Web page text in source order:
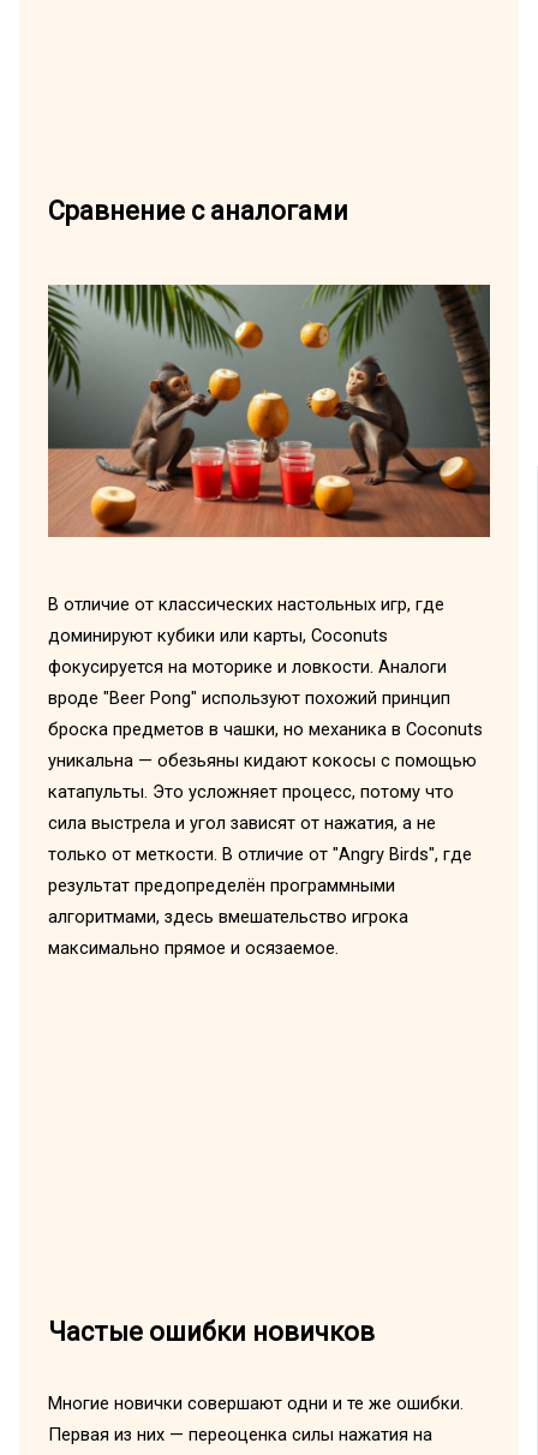
Сравнение с аналогами
В отличие от классических настольных игр, где
доминируют кубики или карты, Coconuts
фокусируется на моторике и ловкости. Аналоги
вроде "Beer Pong" используют похожий принцип
броска предметов в чашки, но механика в Coconuts
уникальна — обезьяны кидают кокосы с помощью
катапульты. Это усложняет процесс, потому что
сила выстрела и угол зависят от нажатия, а не
только от меткости. В отличие от "Angry Birds", где
результат предопределён программными
алгоритмами, здесь вмешательство игрока
максимально прямое и осязаемое.
Частые ошибки новичков
Многие новички совершают одни и те же ошибки.
Первая из них — переоценка силы нажатия на